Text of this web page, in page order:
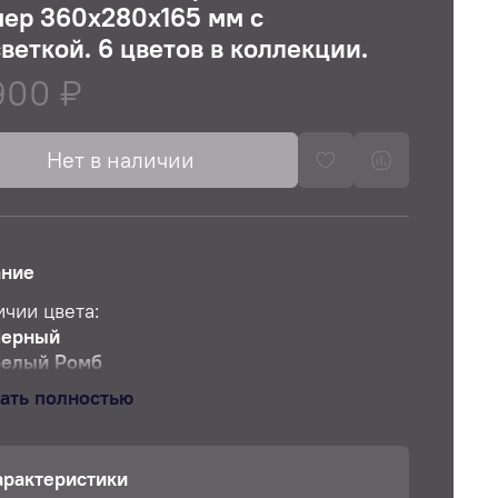
360x280x165 мм с
6 цветов в коллекции.
₽
Нет в наличии
цвета:
Ромб
Ромб
полностью